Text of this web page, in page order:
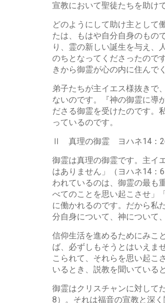
宣教において聖徒たちを助け
どのようにして助け主として
たは、もはや自分自身のもの
り、霊の新しい誕生を与え、
のちとなってくださったので
きから御霊が心の内に住んで
弟子たちが主イエス様抜きで
ないのです。『神の御霊に導
ださる御霊を受けたのです。
っているのです。
Ⅱ 真理の御霊 ヨハネ14：
御霊は真理の御霊です。主イ
はありません」（ヨハネ14：
われているのは、御霊の最も
べてのことを思い起こさせ」
に働かれるのです。だから私
分自身について、神について
信仰生活を進めるためにみこ
ば、必ずしもそうとはいえま
こられて、それらを思い起こ
いるとき、説教を聞いている
御霊はクリスチャンに対して
8）。それは福音の宣教と深